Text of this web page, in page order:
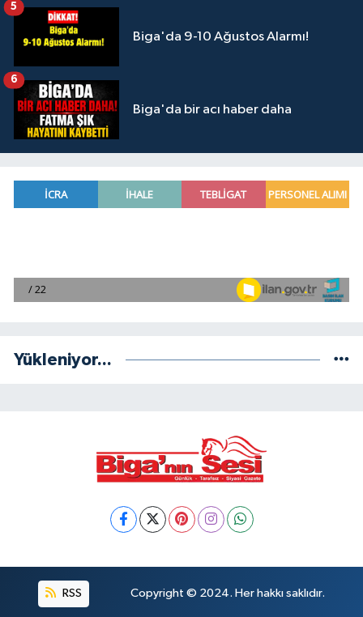
Biga'da 9-10 Ağustos Alarmı!
5
Biga'da bir acı haber daha
6
Yükleniyor...
RSS Copyright © 2024. Her hakkı saklıdır.